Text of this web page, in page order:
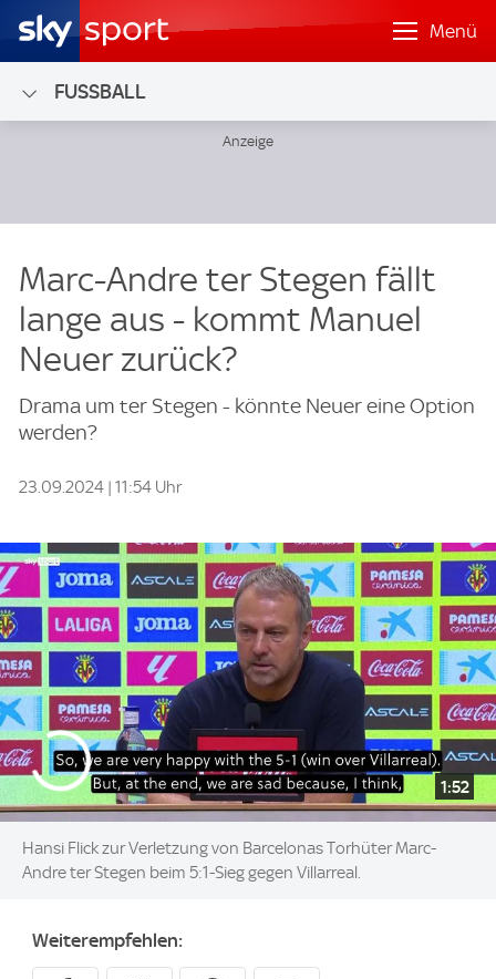
Menü
FUSSBALL
Marc-Andre ter Stegen fällt
lange aus - kommt Manuel
Neuer zurück?
Drama um ter Stegen - könnte Neuer eine Option
werden?
23.09.2024 | 11:54 Uhr
1:52
Hansi Flick zur Verletzung von Barcelonas Torhüter Marc-
Andre ter Stegen beim 5:1-Sieg gegen Villarreal.
Weiterempfehlen: